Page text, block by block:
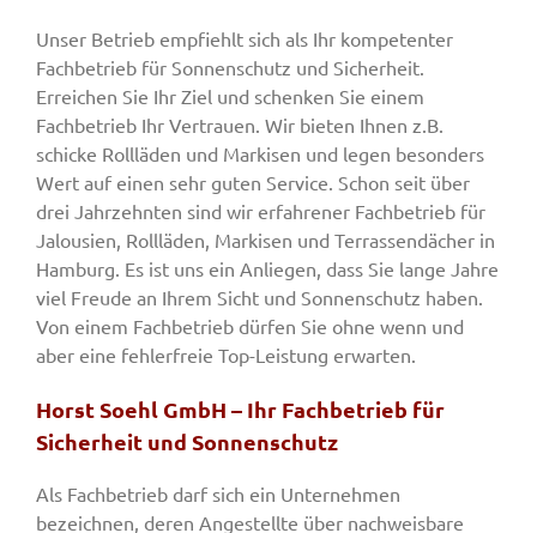
Unser Betrieb empfiehlt sich als Ihr kompetenter
Fachbetrieb für Sonnenschutz und Sicherheit.
Erreichen Sie Ihr Ziel und schenken Sie einem
Fachbetrieb Ihr Vertrauen. Wir bieten Ihnen z.B.
schicke Rollläden und Markisen und legen besonders
Wert auf einen sehr guten Service. Schon seit über
drei Jahrzehnten sind wir erfahrener Fachbetrieb für
Jalousien, Rollläden, Markisen und Terrassendächer in
Hamburg. Es ist uns ein Anliegen, dass Sie lange Jahre
viel Freude an Ihrem Sicht und Sonnenschutz haben.
Von einem Fachbetrieb dürfen Sie ohne wenn und
aber eine fehlerfreie Top-Leistung erwarten.
Horst Soehl GmbH – Ihr Fachbetrieb für
Sicherheit und Sonnenschutz
Als Fachbetrieb darf sich ein Unternehmen
bezeichnen, deren Angestellte über nachweisbare